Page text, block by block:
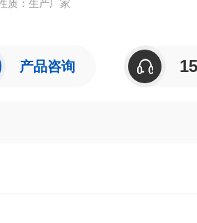
质：生产厂家
产品咨询